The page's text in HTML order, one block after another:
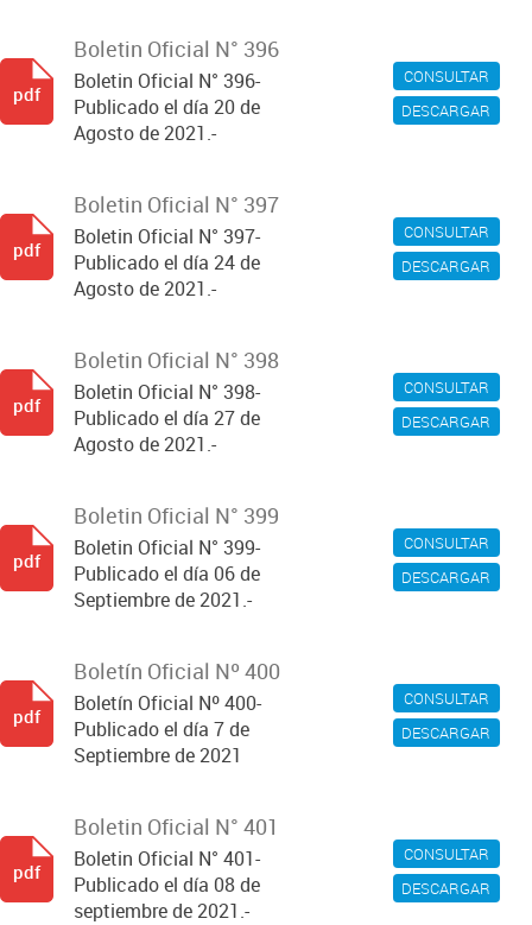
CONSULTAR
DESCARGAR
Boletin Oficial N° 396
Boletin Oficial N° 396-
Publicado el día 20 de
Agosto de 2021.-
pdf
CONSULTAR
DESCARGAR
Boletin Oficial N° 397
Boletin Oficial N° 397-
Publicado el día 24 de
Agosto de 2021.-
pdf
CONSULTAR
DESCARGAR
Boletin Oficial N° 398
Boletin Oficial N° 398-
Publicado el día 27 de
Agosto de 2021.-
pdf
CONSULTAR
DESCARGAR
Boletin Oficial N° 399
Boletin Oficial N° 399-
Publicado el día 06 de
Septiembre de 2021.-
pdf
CONSULTAR
DESCARGAR
Boletín Oficial Nº 400
Boletín Oficial Nº 400-
Publicado el día 7 de
Septiembre de 2021
pdf
CONSULTAR
DESCARGAR
Boletin Oficial N° 401
Boletin Oficial N° 401-
Publicado el día 08 de
septiembre de 2021.-
pdf